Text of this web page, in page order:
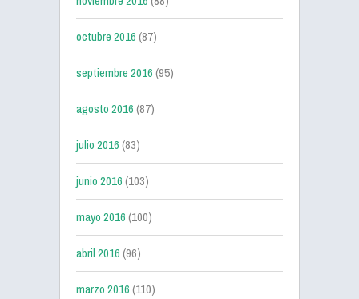
octubre 2016(87)
septiembre 2016(95)
agosto 2016(87)
julio 2016(83)
junio 2016(103)
mayo 2016(100)
abril 2016(96)
marzo 2016(110)